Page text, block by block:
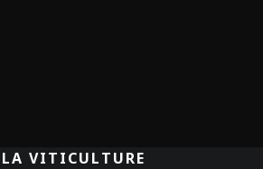
LA VITICULTURE